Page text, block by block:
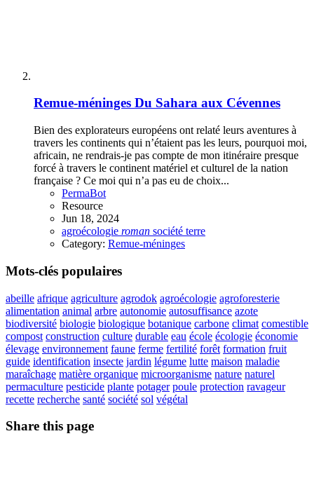
Remue-méninges Du Sahara aux Cévennes
Bien des explorateurs européens ont relaté leurs aventures à
travers les continents qui n’étaient pas les leurs, pourquoi moi,
africain, ne rendrais-je pas compte de mon itinéraire presque
forcé à travers le continent matériel et culturel de la nation
française ? Ce moi qui n’a pas eu de choix...
PermaBot
Resource
Jun 18, 2024
agroécologie roman société terre
Category: Remue-méninges
Mots-clés populaires
abeille afrique agriculture agrodok agroécologie agroforesterie
alimentation animal arbre autonomie autosuffisance azote
biodiversité biologie biologique botanique carbone climat comestible
compost construction culture durable eau école écologie économie
élevage environnement faune ferme fertilité forêt formation fruit
guide identification insecte jardin légume lutte maison maladie
maraîchage matière organique microorganisme nature naturel
permaculture pesticide plante potager poule protection ravageur
recette recherche santé société sol végétal
Share this page